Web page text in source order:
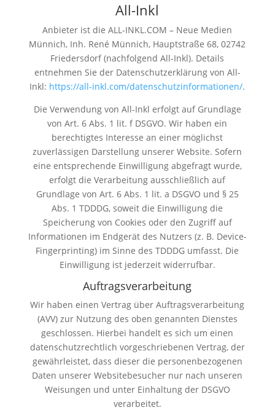
All-Inkl
Anbieter ist die ALL-INKL.COM – Neue Medien
Münnich, Inh. René Münnich, Hauptstraße 68, 02742
Friedersdorf (nachfolgend All-Inkl). Details
entnehmen Sie der Datenschutzerklärung von All-
Inkl: https://all-inkl.com/datenschutzinformationen/.
Die Verwendung von All-Inkl erfolgt auf Grundlage
von Art. 6 Abs. 1 lit. f DSGVO. Wir haben ein
berechtigtes Interesse an einer möglichst
zuverlässigen Darstellung unserer Website. Sofern
eine entsprechende Einwilligung abgefragt wurde,
erfolgt die Verarbeitung ausschließlich auf
Grundlage von Art. 6 Abs. 1 lit. a DSGVO und § 25
Abs. 1 TDDDG, soweit die Einwilligung die
Speicherung von Cookies oder den Zugriff auf
Informationen im Endgerät des Nutzers (z. B. Device-
Fingerprinting) im Sinne des TDDDG umfasst. Die
Einwilligung ist jederzeit widerrufbar.
Auftragsverarbeitung
Wir haben einen Vertrag über Auftragsverarbeitung
(AVV) zur Nutzung des oben genannten Dienstes
geschlossen. Hierbei handelt es sich um einen
datenschutzrechtlich vorgeschriebenen Vertrag, der
gewährleistet, dass dieser die personenbezogenen
Daten unserer Websitebesucher nur nach unseren
Weisungen und unter Einhaltung der DSGVO
verarbeitet.